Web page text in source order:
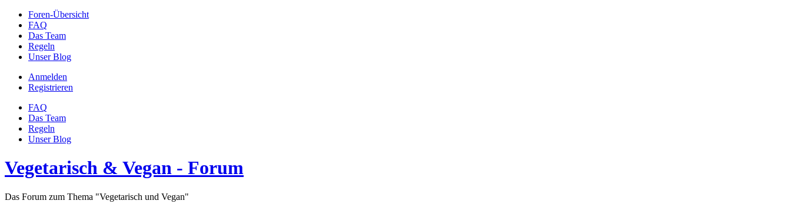
Foren-Übersicht
FAQ
Das Team
Regeln
Unser Blog
Anmelden
Registrieren
FAQ
Das Team
Regeln
Unser Blog
Vegetarisch & Vegan - Forum
Das Forum zum Thema "Vegetarisch und Vegan"